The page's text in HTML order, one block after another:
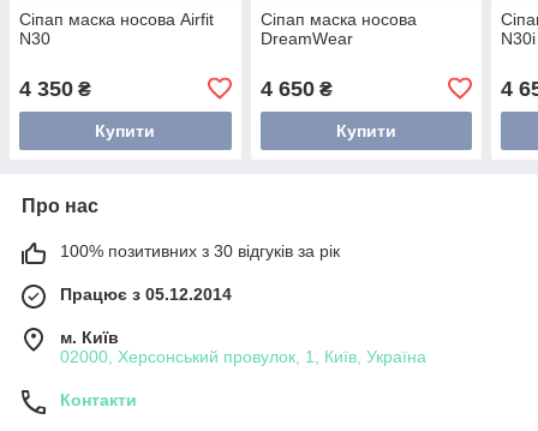
Сіпап маска носова Airfit
N30
4 350 ₴
Купити
Сіпап маска носова
DreamWear
4 650₴
Купити
N30i
4
Про нас
100% позитивних з 30 відгуків за рік
Працює з 05.12.2014
м. Київ
02000, Херсонський провулок, 1, Київ, Україна
Контакти